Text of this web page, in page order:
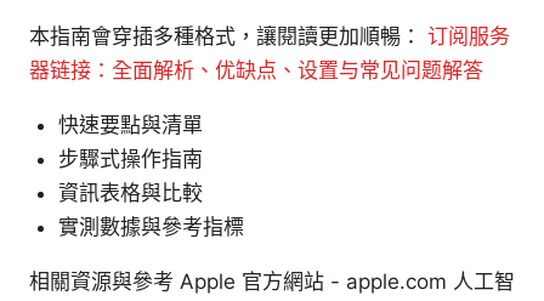
本指南會穿插多種格式，讓閱讀更加順暢： 订阅服务
器链接：全面解析、优缺点、设置与常见问题解答
快速要點與清單
步驟式操作指南
資訊表格與比較
實測數據與參考指標
相關資源與參考 Apple 官方網站 - apple.com 人工智